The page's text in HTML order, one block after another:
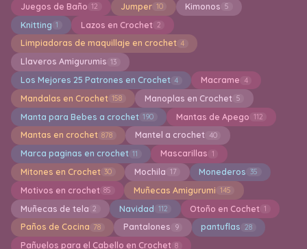
Juegos de Baño 12 Jumper 10 Kimonos 5
Knitting 1 Lazos en Crochet 2
Limpiadoras de maquillaje en crochet 4
Llaveros Amigurumis 13
Los Mejores 25 Patrones en Crochet 4 Macrame 4
Mandalas en Crochet 158 Manoplas en Crochet 5
Manta para Bebes a crochet 190 Mantas de Apego 112
Mantas en crochet 878 Mantel a crochet 40
Marca paginas en crochet 11 Mascarillas 1
Mitones en Crochet 30 Mochila 17 Monederos 35
Motivos en crochet 85 Muñecas Amigurumi 145
Muñecas de tela 2 Navidad 112 Otoño en Cochet 1
Paños de Cocina 78 Pantalones 9 pantuflas 28
Pañuelos para el Cabello en Crochet 8